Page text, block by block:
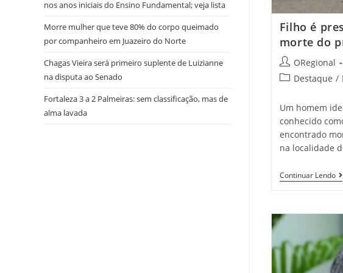
Filho é
morte do
Post
author:
ORegional
PostDestaque /
Um homem
conhecido
encontrado
na localidade
Continuar Lendo
É
nos anos iniciais do Ensino Fundamental; veja lista
Morre mulher que teve 80% do corpo queimado
por companheiro em Juazeiro do Norte
Chagas Vieira será primeiro suplente de Luizianne
na disputa ao Senado
Fortaleza 3 a 2 Palmeiras: sem classificação, mas de
alma lavada